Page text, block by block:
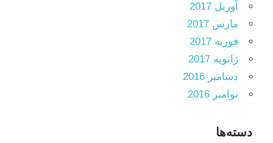
آوریل 2017
مارس 2017
فوریه 2017
ژانویه 2017
دسامبر 2016
نوامبر 2016
دسته‌ها